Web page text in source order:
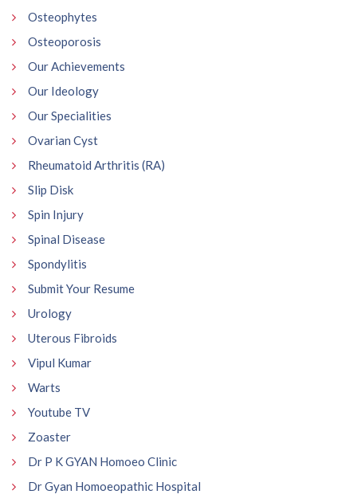
Osteophytes
Osteoporosis
Our Achievements
Our Ideology
Our Specialities
Ovarian Cyst
Rheumatoid Arthritis (RA)
Slip Disk
Spin Injury
Spinal Disease
Spondylitis
Submit Your Resume
Urology
Uterous Fibroids
Vipul Kumar
Warts
Youtube TV
Zoaster
Dr P K GYAN Homoeo Clinic
Dr Gyan Homoeopathic Hospital